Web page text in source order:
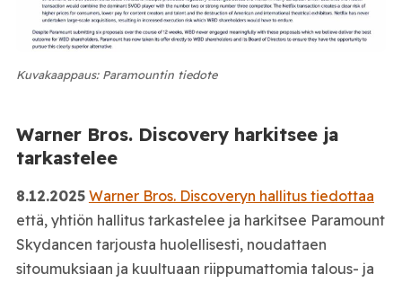
Kuvakaappaus: Paramountin tiedote
Warner Bros. Discovery harkitsee ja
tarkastelee
8.12.2025 Warner Bros. Discoveryn hallitus tiedottaa
että, yhtiön hallitus tarkastelee ja harkitsee Paramount
Skydancen tarjousta huolellisesti, noudattaen
sitoumuksiaan ja kuultuaan riippumattomia talous- ja